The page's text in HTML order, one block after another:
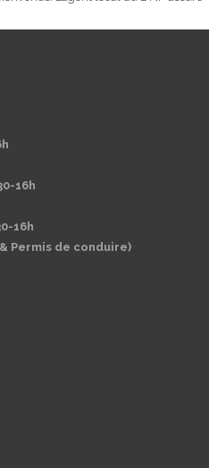
16h
16h
Permis de conduire)